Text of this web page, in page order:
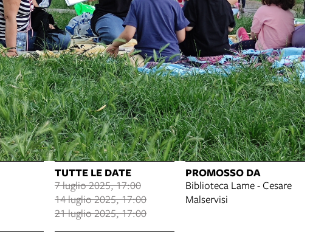
TUTTE LE DATE
7 luglio 2025, 17:00
14 luglio 2025, 17:00
21 luglio 2025, 17:00
PROMOSSO DA
Biblioteca Lame - Cesare
Malservisi